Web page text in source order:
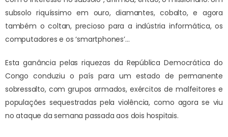
subsolo riquíssimo em ouro, diamantes, cobalto, e agora
também o coltan, precioso para a indústria informática, os
computadores e os ‘smartphones’…
Esta ganância pelas riquezas da República Democrática do
Congo conduziu o país para um estado de permanente
sobressalto, com grupos armados, exércitos de malfeitores e
populações sequestradas pela violência, como agora se viu
no ataque da semana passada aos dois hospitais.